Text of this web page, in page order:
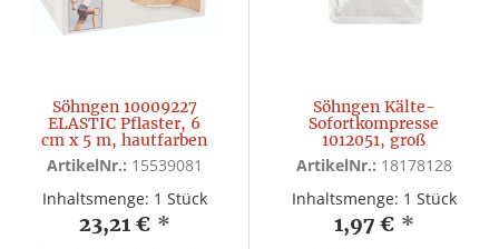
Söhngen 10009227
ELASTIC Pflaster, 6
cm x 5 m, hautfarben
ArtikelNr.: 15539081
Inhaltsmenge: 1 Stück
23,21 € *
Söhngen Kälte-
Sofortkompresse
1012051, groß
ArtikelNr.: 18178128
Inhaltsmenge: 1 Stück
1,97 € *